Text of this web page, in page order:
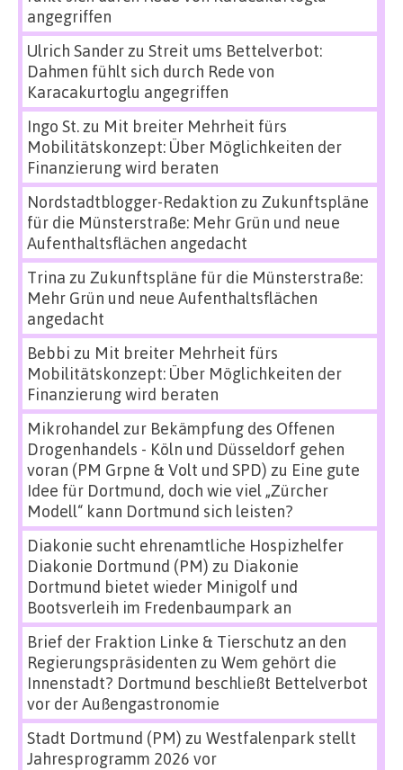
angegriffen
Ulrich Sanderzu Streit ums Bettelverbot:
Dahmen fühlt sich durch Rede von
Karacakurtoglu angegriffen
Ingo St.zu Mit breiter Mehrheit fürs
Mobilitätskonzept: Über Möglichkeiten der
Finanzierung wird beraten
Nordstadtblogger-Redaktion zu Zukunftspläne
für die Münsterstraße: Mehr Grün und neue
Aufenthaltsflächen angedacht
Trina zu Zukunftspläne für die Münsterstraße:
Mehr Grün und neue Aufenthaltsflächen
angedacht
Bebbi zu Mit breiter Mehrheit fürs
Mobilitätskonzept: Über Möglichkeiten der
Finanzierung wird beraten
Mikrohandel zur Bekämpfung des Offenen
Drogenhandels - Köln und Düsseldorf gehen
voran (PM Grpne & Volt und SPD) zu Eine gute
Idee für Dortmund, doch wie viel „Zürcher
Modell“ kann Dortmund sich leisten?
Diakonie sucht ehrenamtliche Hospizhelfer
Diakonie Dortmund (PM) zu Diakonie
Dortmund bietet wieder Minigolf und
Bootsverleih im Fredenbaumpark an
Brief der Fraktion Linke & Tierschutz an den
Regierungspräsidenten zu Wem gehört die
Innenstadt? Dortmund beschließt Bettelverbot
vor der Außengastronomie
Stadt Dortmund (PM) zu Westfalenpark stellt
Jahresprogramm 2026 vor